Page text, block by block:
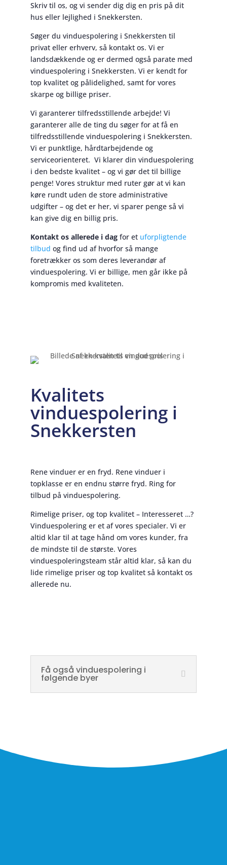
Skriv til os, og vi sender dig dig en pris på dit
hus eller lejlighed i Snekkersten.
Søger du vinduespolering i Snekkersten til
privat eller erhverv, så kontakt os. Vi er
landsdækkende og er dermed også parate med
vinduespolering i Snekkersten. Vi er kendt for
top kvalitet og pålidelighed, samt for vores
skarpe og billige priser.
Vi garanterer tilfredsstillende arbejde! Vi
garanterer alle de ting du søger for at få en
tilfredsstillende vinduespolering i Snekkersten.
Vi er punktlige, hårdtarbejdende og
serviceorienteret. Vi klarer din vinduespolering
i den bedste kvalitet – og vi gør det til billige
penge! Vores struktur med ruter gør at vi kan
køre rundt uden de store administrative
udgifter – og det er her, vi sparer penge så vi
kan give dig en billig pris.
Kontakt os allerede i dagfor et uforpligtende
tilbud og find ud af hvorfor så mange
foretrækker os som deres leverandør af
vinduespolering. Vi er billige, men går ikke på
kompromis med kvaliteten.
Kvalitets
vinduespolering i
Snekkersten
Rene vinduer er en fryd. Rene vinduer i
topklasse er en endnu større fryd. Ring for
tilbud på vinduespolering.
Rimelige priser, og top kvalitet – Interesseret …?
Vinduespolering er et af vores specialer. Vi er
altid klar til at tage hånd om vores kunder, fra
de mindste til de største. Vores
vinduespoleringsteam står altid klar, så kan du
lide rimelige priser og top kvalitet så kontakt os
allerede nu.
Få også vinduespolering i
følgende byer